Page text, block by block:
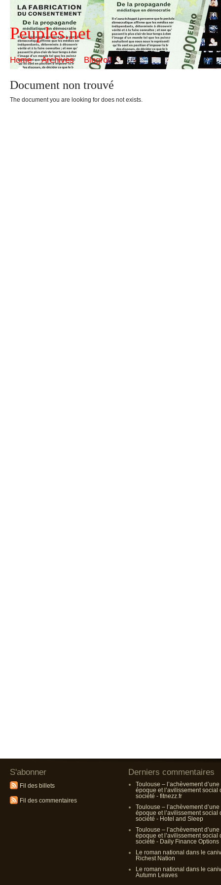
Peuples.net
Home Archives Blogroll
Document non trouvé
The document you are looking for does not exists.
S'abonner
Fil des billets
Fil des commentaires
Derniers commentaires
Toulouse – l’achèvement d’une
époque et l’avilissement social
société - fitnezz.fr
Toulouse – l’achèvement d’une
époque et l’avilissement social
société - Hotel and Sleep
Toulouse – l’achèvement d’une
époque et l’avilissement social
société - Daily Finance Options
Le roman national dans le
Richest Nation
Le roman national dans le
Autumn Leaves